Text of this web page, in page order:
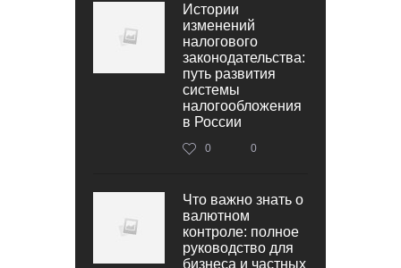
Истории
изменений
налогового
законодательства:
путь развития
системы
налогообложения
в России
0 0
Что важно знать о
валютном
контроле: полное
руководство для
бизнеса и частных